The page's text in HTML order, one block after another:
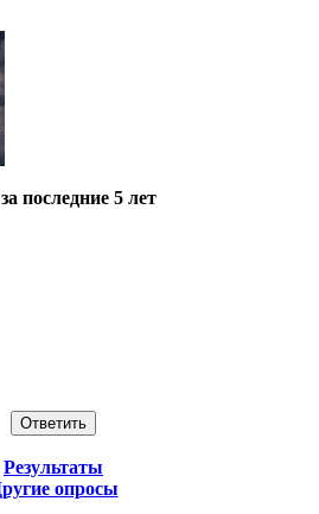
последние 5 лет
Результаты
опросы